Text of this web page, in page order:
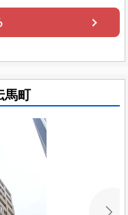
馬町